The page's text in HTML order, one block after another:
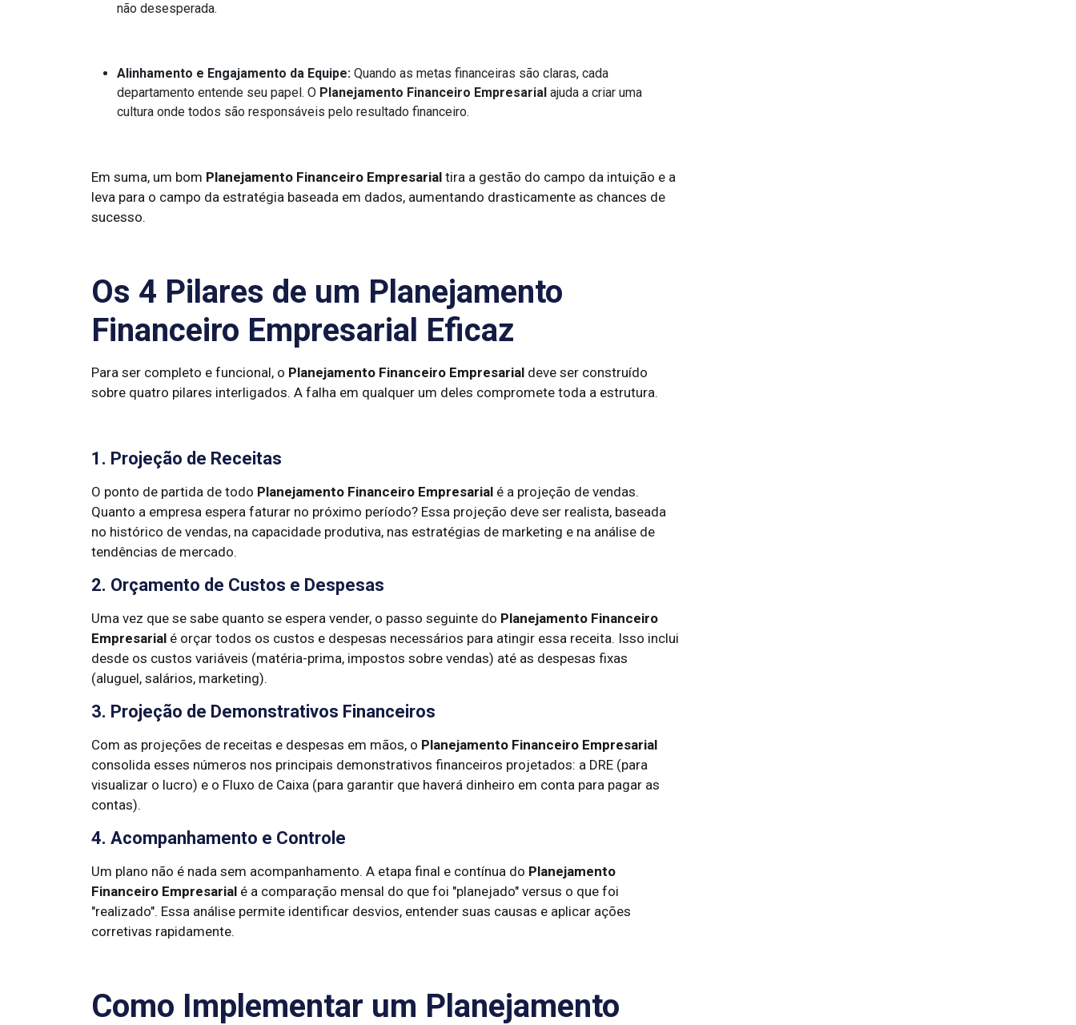
não desesperada.
Alinhamento e Engajamento da Equipe: Quando as metas financeiras são claras, cada
departamento entende seu papel. O Planejamento Financeiro Empresarial ajuda a criar uma
cultura onde todos são responsáveis pelo resultado financeiro.
Em suma, um bom Planejamento Financeiro Empresarial tira a gestão do campo da intuição e a
leva para o campo da estratégia baseada em dados, aumentando drasticamente as chances de
sucesso.
Os 4 Pilares de um Planejamento
Financeiro Empresarial Eficaz
Para ser completo e funcional, o Planejamento Financeiro Empresarial deve ser construído
sobre quatro pilares interligados. A falha em qualquer um deles compromete toda a estrutura.
1. Projeção de Receitas
O ponto de partida de todo Planejamento Financeiro Empresarial é a projeção de vendas.
Quanto a empresa espera faturar no próximo período? Essa projeção deve ser realista, baseada
no histórico de vendas, na capacidade produtiva, nas estratégias de marketing e na análise de
tendências de mercado.
2. Orçamento de Custos e Despesas
Uma vez que se sabe quanto se espera vender, o passo seguinte do Planejamento Financeiro
Empresarial é orçar todos os custos e despesas necessários para atingir essa receita. Isso inclui
desde os custos variáveis (matéria-prima, impostos sobre vendas) até as despesas fixas
(aluguel, salários, marketing).
3. Projeção de Demonstrativos Financeiros
Com as projeções de receitas e despesas em mãos, o Planejamento Financeiro Empresarial
consolida esses números nos principais demonstrativos financeiros projetados: a DRE (para
visualizar o lucro) e o Fluxo de Caixa (para garantir que haverá dinheiro em conta para pagar as
contas).
4. Acompanhamento e Controle
Um plano não é nada sem acompanhamento. A etapa final e contínua do Planejamento
Financeiro Empresarial é a comparação mensal do que foi "planejado" versus o que foi
"realizado". Essa análise permite identificar desvios, entender suas causas e aplicar ações
corretivas rapidamente.
Como Implementar um Planejamento